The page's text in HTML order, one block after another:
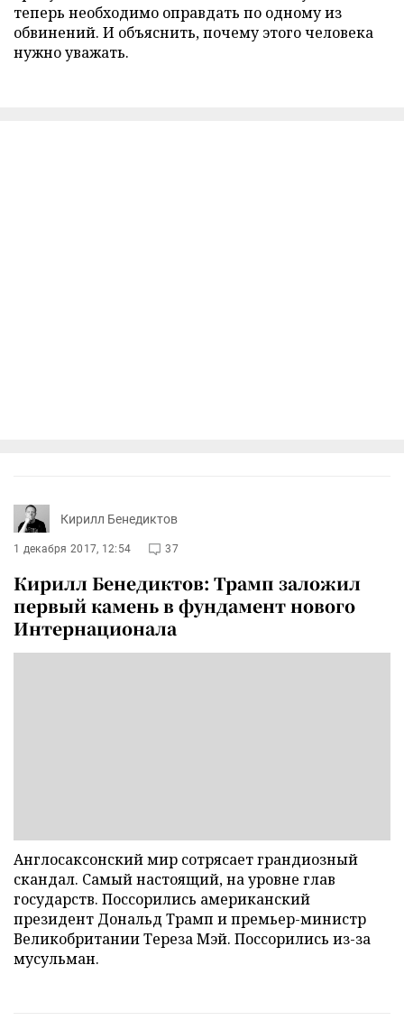
теперь необходимо оправдать по одному из
обвинений. И объяснить, почему этого человека
нужно уважать.
Кирилл Бенедиктов
1 декабря 2017, 12:54 37
Кирилл Бенедиктов: Трамп заложил
первый камень в фундамент нового
Интернационала
Англосаксонский мир сотрясает грандиозный
скандал. Самый настоящий, на уровне глав
государств. Поссорились американский
президент Дональд Трамп и премьер-министр
Великобритании Тереза Мэй. Поссорились из-за
мусульман.